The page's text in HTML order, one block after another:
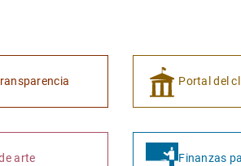
Portal del
arte Finanzas